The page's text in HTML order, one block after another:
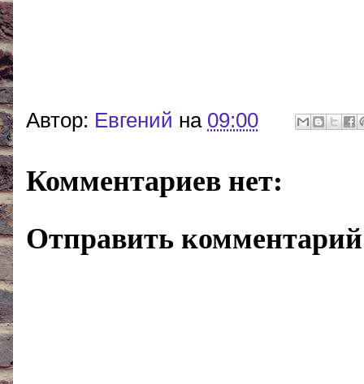
Автор: Евгений на 09:00
Комментариев нет:
Отправить комментарий